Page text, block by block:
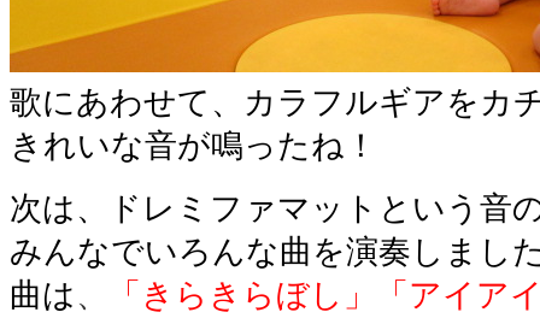
歌にあわせて、カラフルギアをカ
きれいな音が鳴ったね！
次は、ドレミファマットという音
みんなでいろんな曲を演奏しまし
曲は 、
「きらきらぼし」「アイア